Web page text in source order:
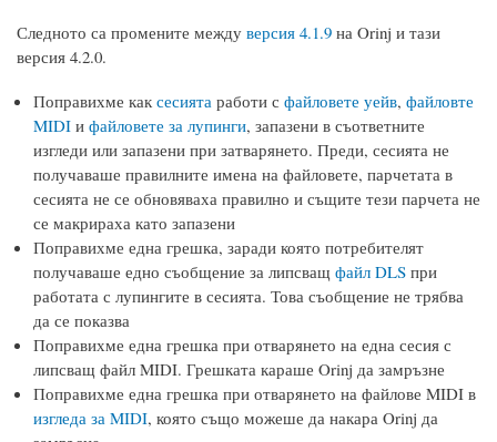
Следното са промените между версия 4.1.9 на Orinj и тази
версия 4.2.0.
Поправихме как сесията работи с файловете уейв, файловте
MIDI и файловете за лупинги, запазени в съответните
изгледи или запазени при затварянето. Преди, сесията не
получаваше правилните имена на файловете, парчетата в
сесията не се обновяваха правилно и същите тези парчета не
се макрираха като запазени
Поправихме една грешка, заради която потребителят
получаваше едно съобщение за липсващ файл DLS при
работата с лупингите в сесията. Това съобщение не трябва
да се показва
Поправихме една грешка при отварянето на една сесия с
липсващ файл MIDI. Грешката караше Orinj да замръзне
Поправихме една грешка при отварянето на файлове MIDI в
изгледа за MIDI, която също можеше да накара Orinj да